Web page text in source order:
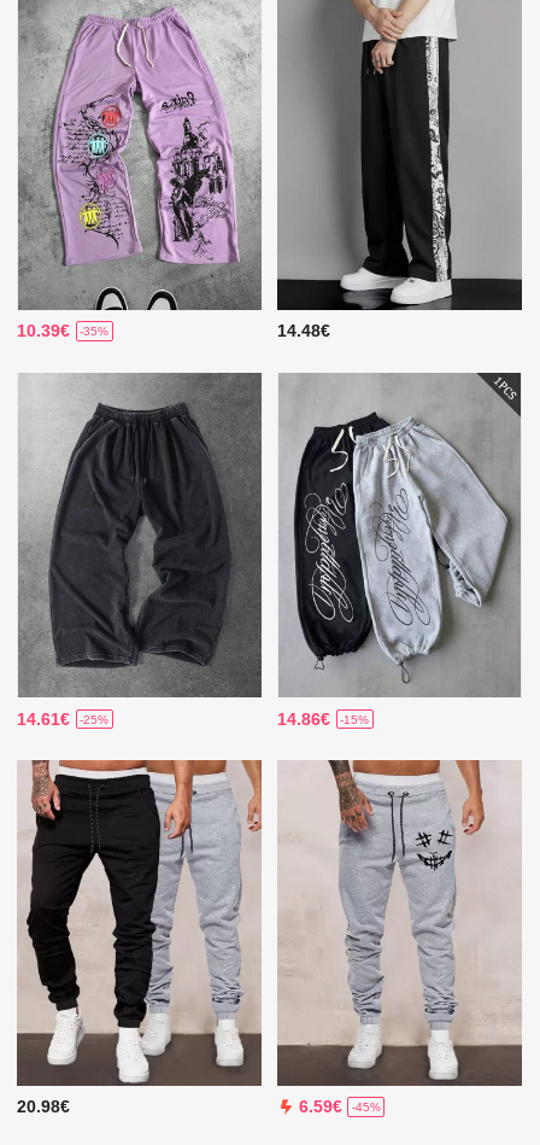
10.39€ -35% 14.48€
14.61€ -25% 14.86€ -15%
20.98€ 6.59€ -45%